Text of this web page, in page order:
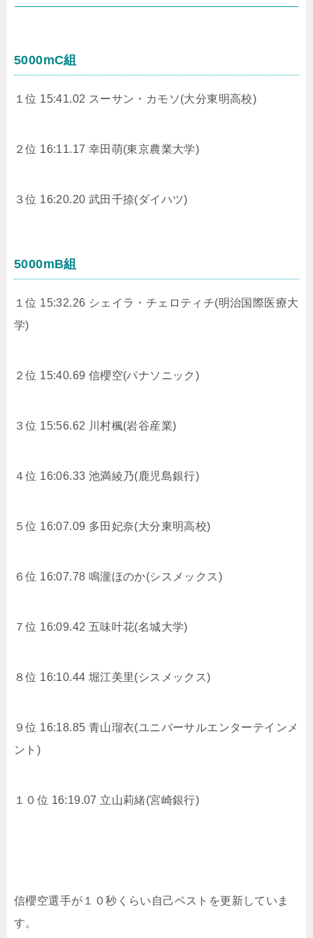
5000mC組
１位 15:41.02 スーサン・カモソ(大分東明高校)
２位 16:11.17 幸田萌(東京農業大学)
３位 16:20.20 武田千捺(ダイハツ)
5000mB組
１位 15:32.26 シェイラ・チェロティチ(明治国際医療大
学)
２位 15:40.69 信櫻空(パナソニック)
３位 15:56.62 川村楓(岩谷産業)
４位 16:06.33 池満綾乃(鹿児島銀行)
５位 16:07.09 多田妃奈(大分東明高校)
６位 16:07.78 鳴瀧ほのか(シスメックス)
７位 16:09.42 五味叶花(名城大学)
８位 16:10.44 堀江美里(シスメックス)
９位 16:18.85 青山瑠衣(ユニバーサルエンターテインメ
ント)
１０位 16:19.07 立山莉緒(宮崎銀行)
信櫻空選手が１０秒くらい自己ベストを更新していま
す。